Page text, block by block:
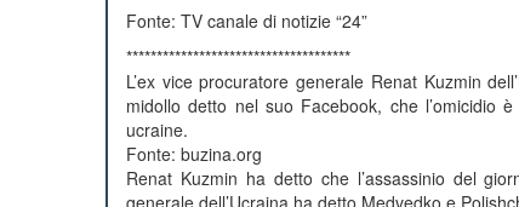
Fonte: TV canale di notizie “24”
*************************************
L’ex vice procuratore generale Renat Kuzmin
midollo detto nel suo Facebook, che l’omicidio
ucraine.
Fonte: buzina.org
Renat Kuzmin ha detto che l’assassinio del